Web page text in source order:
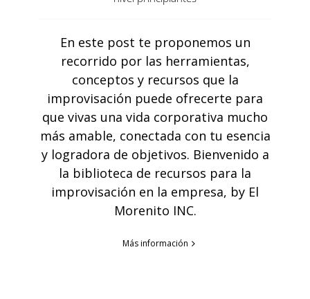
En este post te proponemos un
recorrido por las herramientas,
conceptos y recursos que la
improvisación puede ofrecerte para
que vivas una vida corporativa mucho
más amable, conectada con tu esencia
y logradora de objetivos. Bienvenido a
la biblioteca de recursos para la
improvisación en la empresa, by El
Morenito INC.
Más información